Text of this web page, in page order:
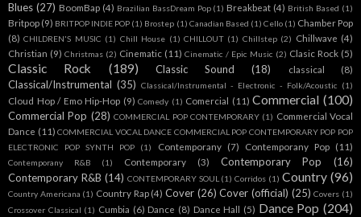
Blues (27) BoomBap (4) Brazilian BassDream Pop (1) Breakbeat (4) British Based (1)
Britpop (9) BRITPOP INDIE POP (1) Brostep (1) Canadian Based (1) Cello (1) Chamber Pop
(8) CHILDREN'S MUSIC (1) Chill House (1) CHILLOUT (1) Chillstep (2) Chillwave (4)
Christian (9) Christmas (2) Cinematic (11) Cinematic / Epic Music (2) Clasic Rock (5)
Classic Rock (189) Classic Sound (18) classical (8)
Classical/Instrumental (35) Classical/Instrumental - Electronic - Folk/Acoustic (1)
Cloud Hop / Emo Hip-Hop (9) Comedy (1) Comercial (11) Commercial (100)
Commercial Pop (28) COMMERCIAL POP CONTEMPORARY (1) Commercial Vocal
Dance (11) COMMERCIAL VOCAL DANCE COMMERCIAL POP CONTEMPORARY POP POP
ELECTRONIC POP SYNTH POP
(1) Contemporany (7) Contemporany Pop (11)
Contemporany R&B (1) Contemporary (3) Contemporary Pop
(16)
Contemporary R&B (14) CONTEMPORARY SOUL (1) Corridos (1) Country (96)
Country Americana (1) Country Rap (4) Cover (26) Cover (official) (25) Covers (1)
Crossover Classical (1) Cumbia (6) Dance (8) Dance Hall (5) Dance Pop (204)